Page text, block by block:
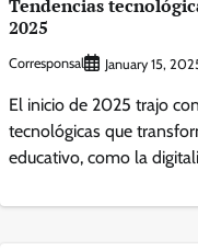
Tendencias
2025
Corresponsal January 15,
El inicio de 2025 trajo
tecnológicas que
educativo, como la